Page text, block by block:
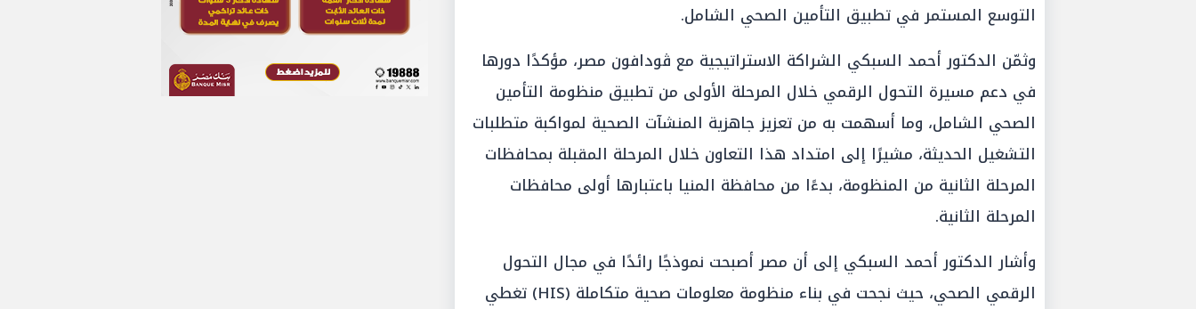
التوسع المستمر في تطبيق التأمين الصحي الشامل.
وثمّن الدكتور أحمد السبكي الشراكة الاستراتيجية مع ڤودافون مصر، مؤكدًا دورها
في دعم مسيرة التحول الرقمي خلال المرحلة الأولى من تطبيق منظومة التأمين
الصحي الشامل، وما أسهمت به من تعزيز جاهزية المنشآت الصحية لمواكبة متطلبات
التشغيل الحديثة، مشيرًا إلى امتداد هذا التعاون خلال المرحلة المقبلة بمحافظات
المرحلة الثانية من المنظومة، بدءًا من محافظة المنيا باعتبارها أولى محافظات
المرحلة الثانية.
وأشار الدكتور أحمد السبكي إلى أن مصر أصبحت نموذجًا رائدًا في مجال التحول
الرقمي الصحي، حيث نجحت في بناء منظومة معلومات صحية متكاملة (HIS) تغطي